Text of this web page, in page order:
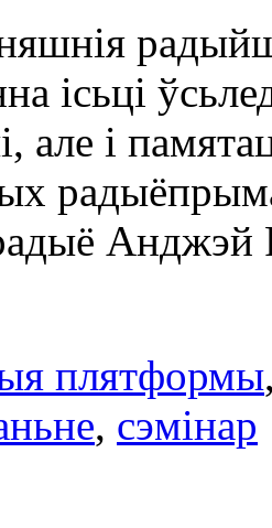
ісьці
але і
Анджэй
плятформы
, сэмінар